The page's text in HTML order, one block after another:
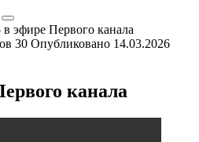
эфире Первого канала
30 Опубликовано 14.03.2026
канала